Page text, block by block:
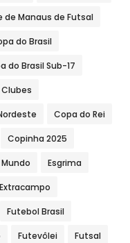
de Manaus de Futsal
do Brasil
do Brasil Sub-17
Copa do Rei
Copinha 2025
Esgrima
Extracampo
Futebol Brasil
Futevôlei Futsal